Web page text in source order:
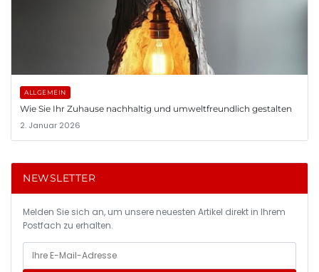
ALLGEMEIN
Wie Sie Ihr Zuhause nachhaltig und umweltfreundlich gestalten
2. Januar 2026
NEWSLETTER
Melden Sie sich an, um unsere neuesten Artikel direkt in Ihrem
Postfach zu erhalten.